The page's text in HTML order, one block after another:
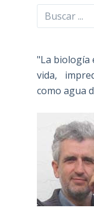
Buscar
"La biología
vida,
como agua